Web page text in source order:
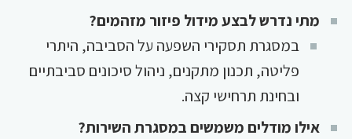
מתי נדרש לבצע מידול פיזור מזהמים?
במסגרת תסקירי השפעה על הסביבה, היתרי
פליטה, תכנון מתקנים, ניהול סיכונים סביבתיים
ובחינת תרחישי קצה.
אילו מודלים משמשים במסגרת השירות?